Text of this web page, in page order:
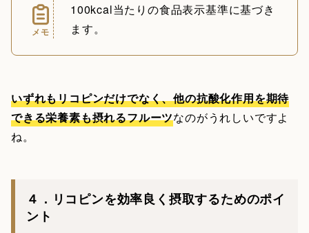
メモ
100kcal当たりの食品表示基準に基づき
ます。
いずれもリコピンだけでなく、他の抗酸化作用を期待
できる栄養素も摂れるフルーツなのがうれしいですよ
ね。
４．リコピンを効率良く摂取するためのポイ
ント